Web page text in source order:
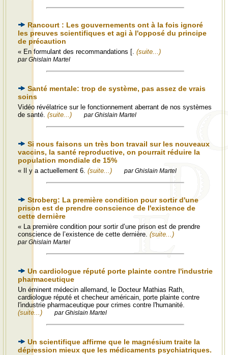
Rancourt : Les gouvernements ont à la fois ignoré
les preuves scientifiques et agi à l'opposé du principe
de précaution
« En formulant des recommandations [. (suite...)
par Ghislain Martel
Santé mentale: trop de système, pas assez de vrais
soins
Vidéo révélatrice sur le fonctionnement aberrant de nos systèmes
de santé. (suite...) par Ghislain Martel
Si nous faisons un très bon travail sur les nouveaux
vaccins, la santé reproductive, on pourrait réduire la
population mondiale de 15%
« Il y a actuellement 6. (suite...) par Ghislain Martel
Stroberg: La première condition pour sortir d'une
prison est de prendre conscience de l'existence de
cette dernière
« La première condition pour sortir d’une prison est de prendre
conscience de l’existence de cette dernière. (suite...)
par Ghislain Martel
Un cardiologue réputé porte plainte contre l'industrie
pharmaceutique
Un éminent médecin allemand, le Docteur Mathias Rath,
cardiologue réputé et checheur américain, porte plainte contre
l'industrie pharmaceutique pour crimes contre l'humanité.
(suite...)
par Ghislain Martel
Un scientifique affirme que le magnésium traite la
dépression mieux que les médicaments psychiatriques.